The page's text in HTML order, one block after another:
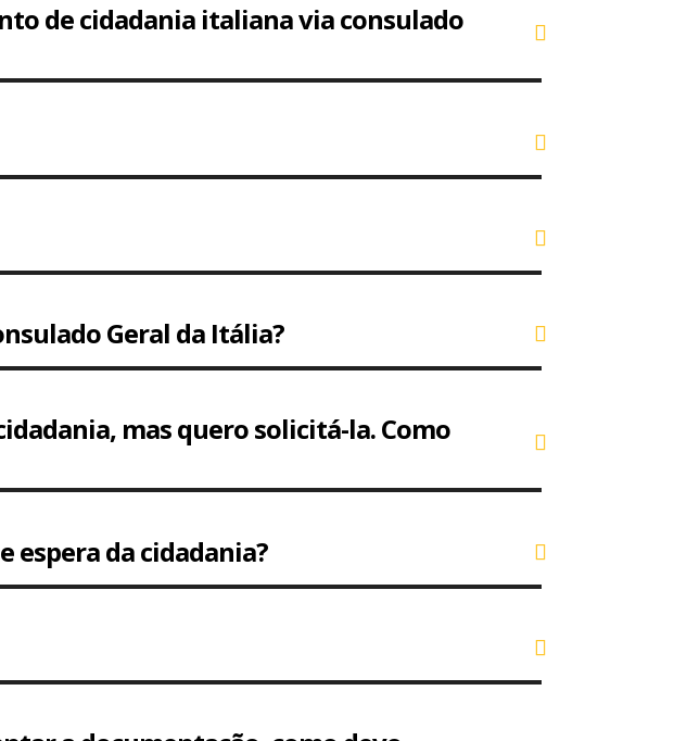
de cidadania italiana via consulado
Geral da Itália?
mas quero solicitá-la. Como
da cidadania?